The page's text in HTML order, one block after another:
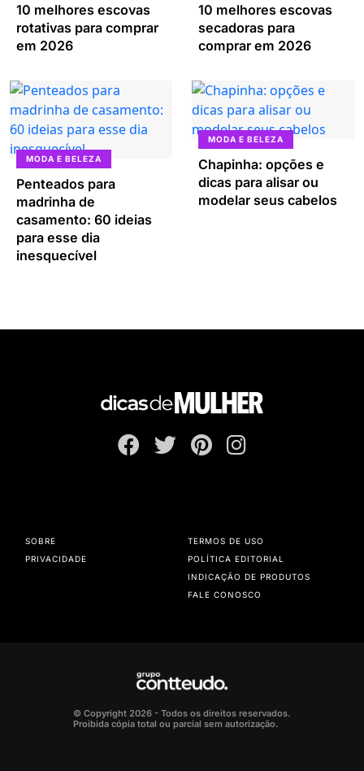
10 melhores escovas
rotativas para comprar
em 2026
10 melhores escovas
secadoras para
comprar em 2026
MODA E BELEZA
Penteados para
madrinha de
casamento: 60 ideias
para esse dia
inesquecível
MODA E BELEZA
Chapinha: opções e
dicas para alisar ou
modelar seus cabelos
SOBRE
PRIVACIDADE
TERMOS DE USO
POLÍTICA EDITORIAL
INDICAÇÃO DE PRODUTOS
FALE CONOSCO
© Copyright 2026 - Todos os direitos reservados.
Proibida cópia total ou parcial sem autorização.